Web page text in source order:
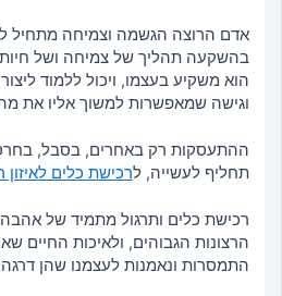
אדם הרוצה הגשמה וצמיחה מתחיל
בהשקעה תהליך של צמיחה ושל חיות
הוא משקיע בעצמו, ויכול ללמוד
וגישה שמאפשרות למשוך אליו את
ההתעסקות רק באחרים, בסבל, בחרטה
תחליף לעשייה, לרכישת כלים לאיזון
רכישת כלים ותרגול מתמיד של אהבה
הרצונות הגבוהים, ולאיכות החיים
התמסרות ונאמנות לעצמנו שהן